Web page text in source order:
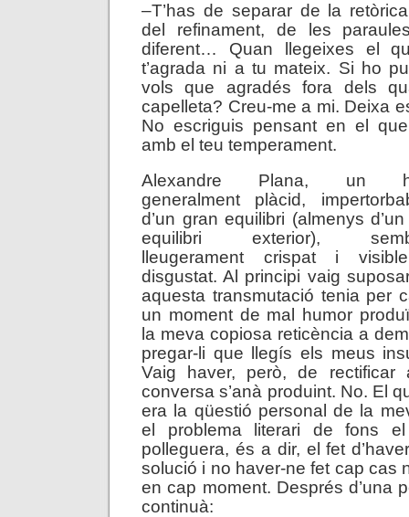
–T’has de separar de la
del refinament, de les
diferent… Quan llegeixes el
t’agrada ni a tu mateix. Si ho
vols que agradés fora dels
capelleta? Creu-me a mi. Deixa
No escriguis pensant en el
amb el teu temperament.
Alexandre Plana, un
generalment plàcid,
d’un gran equilibri (almenys
equilibri exterior),
lleugerament crispat i
disgustat. Al principi vaig
aquesta transmutació tenia per
un moment de mal humor
la meva copiosa reticència a
pregar-li que llegís els meus
Vaig haver, però, de
conversa s’anà produint. No. El
era la qüestió personal de la
el problema literari de fons
polleguera, és a dir, el fet
solució i no haver-ne fet cap cas
en cap moment. Després d’una
continuà: